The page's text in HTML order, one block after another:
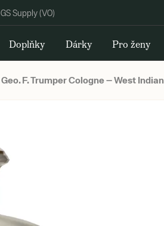
GS Supply (VO)
Doplňky Dárky Pro ženy
Geo. F. Trumper Cologne — West